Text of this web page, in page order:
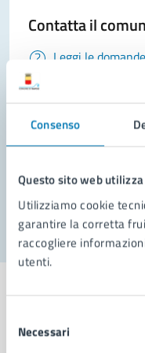
Consenso
Questo sito web
Utilizziamo cookie
garantire la corretta
raccogliere
utenti.
delNecessari
Contatta il
Leggi le
Prenota